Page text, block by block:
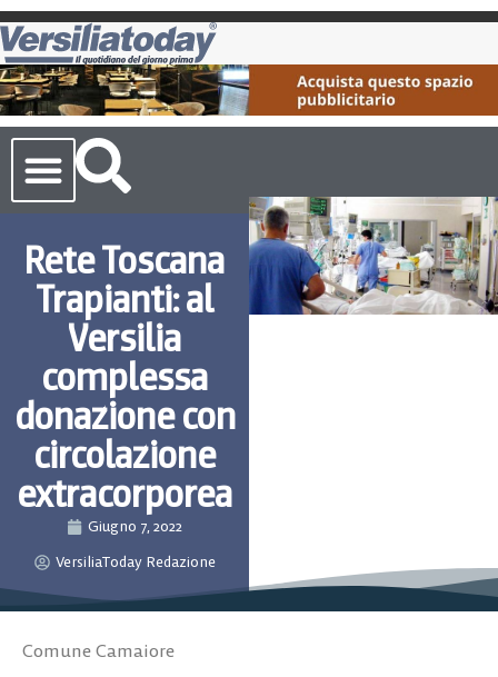
Rete Toscana
Trapianti: al
Versilia
complessa
donazione con
circolazione
extracorporea
Giugno 7, 2022
VersiliaToday Redazione
Comune Camaiore